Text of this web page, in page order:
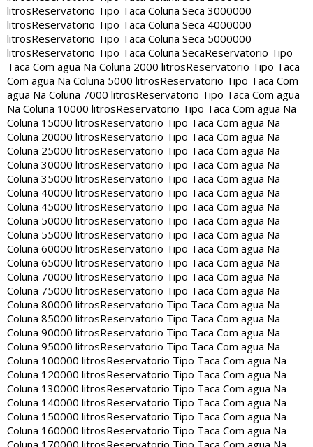
litrosReservatorio Tipo Taca Coluna Seca 3000000
litrosReservatorio Tipo Taca Coluna Seca 4000000
litrosReservatorio Tipo Taca Coluna Seca 5000000
litrosReservatorio Tipo Taca Coluna SecaReservatorio Tipo
Taca Com agua Na Coluna 2000 litrosReservatorio Tipo Taca
Com agua Na Coluna 5000 litrosReservatorio Tipo Taca Com
agua Na Coluna 7000 litrosReservatorio Tipo Taca Com agua
Na Coluna 10000 litrosReservatorio Tipo Taca Com agua Na
Coluna 15000 litrosReservatorio Tipo Taca Com agua Na
Coluna 20000 litrosReservatorio Tipo Taca Com agua Na
Coluna 25000 litrosReservatorio Tipo Taca Com agua Na
Coluna 30000 litrosReservatorio Tipo Taca Com agua Na
Coluna 35000 litrosReservatorio Tipo Taca Com agua Na
Coluna 40000 litrosReservatorio Tipo Taca Com agua Na
Coluna 45000 litrosReservatorio Tipo Taca Com agua Na
Coluna 50000 litrosReservatorio Tipo Taca Com agua Na
Coluna 55000 litrosReservatorio Tipo Taca Com agua Na
Coluna 60000 litrosReservatorio Tipo Taca Com agua Na
Coluna 65000 litrosReservatorio Tipo Taca Com agua Na
Coluna 70000 litrosReservatorio Tipo Taca Com agua Na
Coluna 75000 litrosReservatorio Tipo Taca Com agua Na
Coluna 80000 litrosReservatorio Tipo Taca Com agua Na
Coluna 85000 litrosReservatorio Tipo Taca Com agua Na
Coluna 90000 litrosReservatorio Tipo Taca Com agua Na
Coluna 95000 litrosReservatorio Tipo Taca Com agua Na
Coluna 100000 litrosReservatorio Tipo Taca Com agua Na
Coluna 120000 litrosReservatorio Tipo Taca Com agua Na
Coluna 130000 litrosReservatorio Tipo Taca Com agua Na
Coluna 140000 litrosReservatorio Tipo Taca Com agua Na
Coluna 150000 litrosReservatorio Tipo Taca Com agua Na
Coluna 160000 litrosReservatorio Tipo Taca Com agua Na